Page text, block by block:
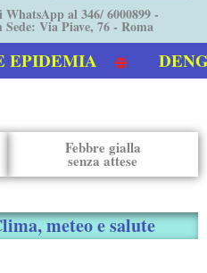
WhatsApp al 346/ 6000899 -
Sede: Via Piave, 76 - Roma
Febbre gialla
senza attese
meteo e salute